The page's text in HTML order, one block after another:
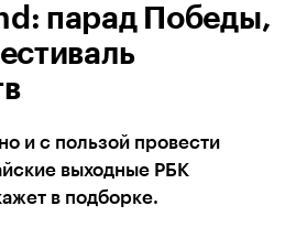
парад Победы,
и с пользой провести
выходные РБК
в подборке.